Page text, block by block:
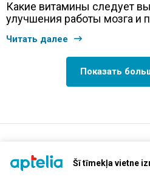
Šī tīmekļa vietne
Какие витамины следует
улучшения работы мозга и
Читать далее
Показать